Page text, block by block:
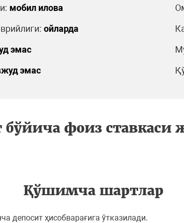
мобил илова
ойларда
эмас
эмас
бўйича фоиз ставкаси
Қўшимча шартлар
депосит ҳисобварағига ўтказилади.